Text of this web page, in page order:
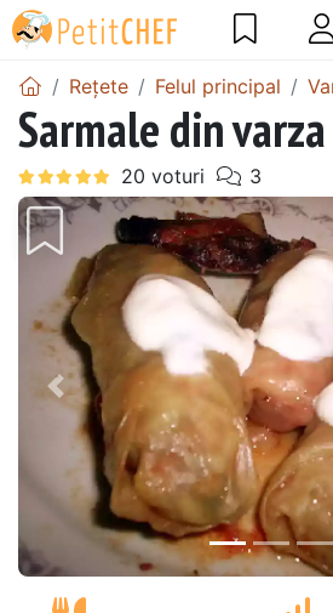
Rețete Felul principal
Sarmale din
Precedentul